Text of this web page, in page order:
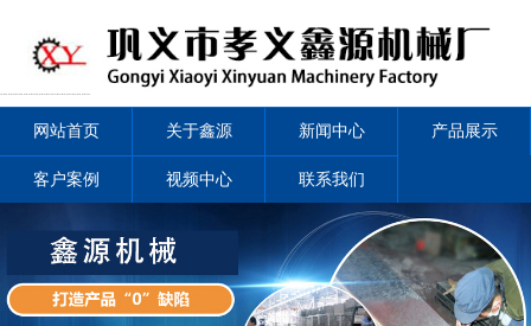
网站首页 关于鑫源 新闻中心 产品展示
客户案例 视频中心 联系我们